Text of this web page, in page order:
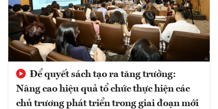
Để quyết sách tạo ra tăng trưởng:
Nâng cao hiệu quả tổ chức thực hiện các
chủ trương phát triển trong giai đoạn mới